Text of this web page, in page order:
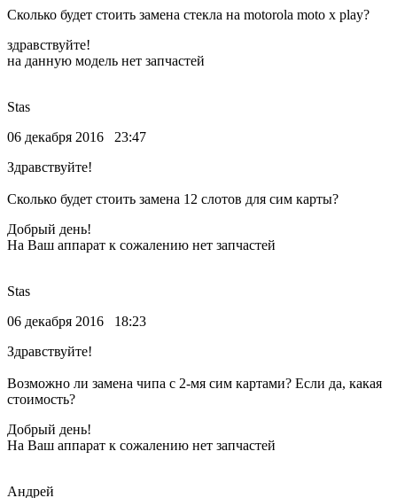
Сколько будет стоить замена стекла на motorola moto x play?
здравствуйте!
на данную модель нет запчастей
Stas
06 декабря 2016 23:47
Здравствуйте!
Сколько будет стоить замена 12 слотов для сим карты?
Добрый день!
На Ваш аппарат к сожалению нет запчастей
Stas
06 декабря 2016 18:23
Здравствуйте!
Возможно ли замена чипа с 2-мя сим картами? Если да, какая
стоимость?
Добрый день!
На Ваш аппарат к сожалению нет запчастей
Андрей